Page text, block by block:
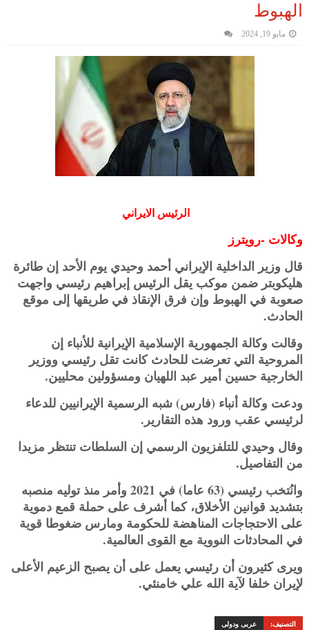
الهبوط
مايو 19, 2024
الرئيس الايراني
وكالات -رويترز
قال وزير الداخلية الإيراني أحمد وحيدي يوم الأحد إن طائرة
هليكوبتر ضمن موكب يقل الرئيس إبراهيم رئيسي واجهت
صعوبة في الهبوط وإن فرق الإنقاذ في طريقها إلى موقع
الحادث.
وقالت وكالة الجمهورية الإسلامية الإيرانية للأنباء إن
المروحية التي تعرضت للحادث كانت تقل رئيسي ووزير
الخارجية حسين أمير عبد اللهيان ومسؤولين محليين.
ودعت وكالة أنباء (فارس) شبه الرسمية الإيرانيين للدعاء
لرئيسي عقب ورود هذه التقارير.
وقال وحيدي للتلفزيون الرسمي إن السلطات تنتظر مزيدا
من التفاصيل.
وانُتخب رئيسي (63 عاما) في 2021 وأمر منذ توليه منصبه
بتشديد قوانين الأخلاق، كما أشرف على حملة قمع دموية
على الاحتجاجات المناهضة للحكومة ومارس ضغوطا قوية
في المحادثات النووية مع القوى العالمية.
ويرى كثيرون أن رئيسي يعمل على أن يصبح الزعيم الأعلى
لإيران خلفا لآية الله علي خامنئي.
التصنيف: عربى ودولى